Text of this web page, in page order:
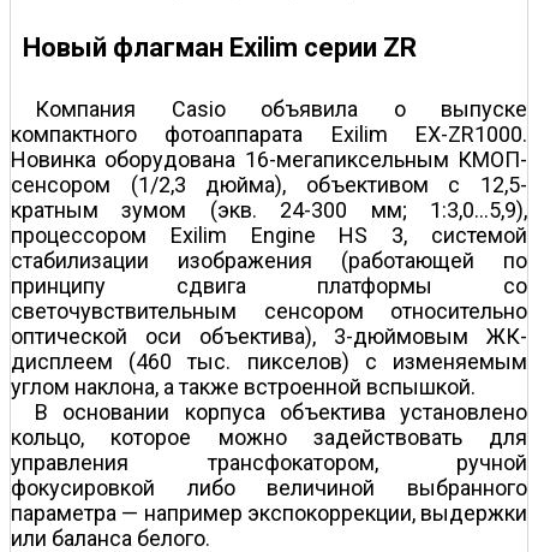
Новый флагман Exilim серии ZR
Компания Casio объявила о выпуске
компактного фотоаппарата Exilim EX-ZR1000.
Новинка оборудована 16-мегапиксельным КМОП-
сенсором (1/2,3 дюйма), объективом с 12,5-
кратным зумом (экв. 24-300 мм; 1:3,0…5,9),
процессором Exilim Engine HS 3, системой
стабилизации изображения (работающей по
принципу сдвига платформы со
светочувствительным сенсором относительно
оптической оси объектива), 3-дюймовым ЖК-
дисплеем (460 тыс. пикселов) с изменяемым
углом наклона, а также встроенной вспышкой.
В основании корпуса объектива установлено
кольцо, которое можно задействовать для
управления трансфокатором, ручной
фокусировкой либо величиной выбранного
параметра — например экспокоррекции, выдержки
или баланса белого.